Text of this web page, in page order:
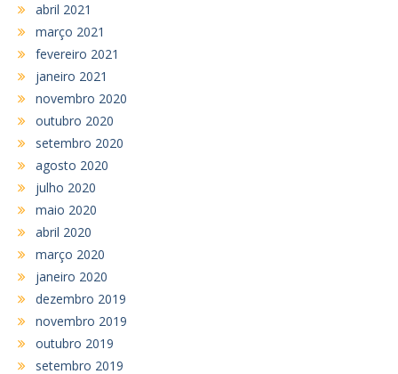
abril 2021
março 2021
fevereiro 2021
janeiro 2021
novembro 2020
outubro 2020
setembro 2020
agosto 2020
julho 2020
maio 2020
abril 2020
março 2020
janeiro 2020
dezembro 2019
novembro 2019
outubro 2019
setembro 2019